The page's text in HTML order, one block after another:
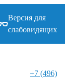
Версия для
слабовидящих
+7 (496)